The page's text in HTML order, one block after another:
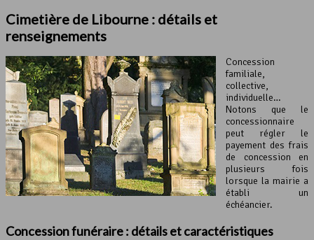
Cimetière de Libourne : détails et
renseignements
Concession
familiale,
collective,
individuelle…
Notons que le
concessionnaire
peut régler le
payement des frais
de concession en
plusieurs fois
lorsque la mairie a
établi un
échéancier.
Concession funéraire : détails et caractéristiques